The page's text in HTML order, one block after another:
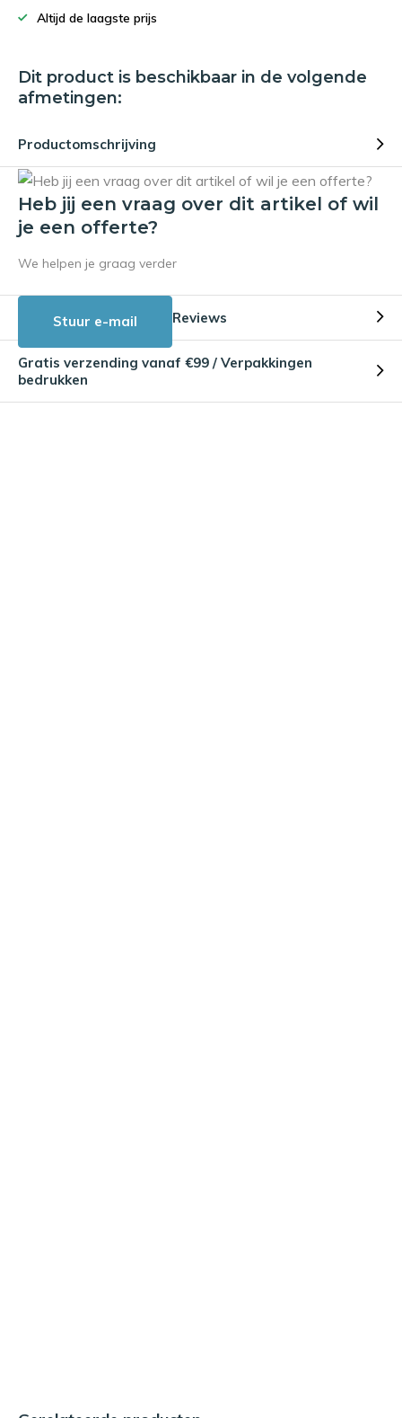
Altijd de laagste prijs
Dit product is beschikbaar in de volgende
afmetingen:
Productomschrijving
Heb jij een vraag over dit artikel of wil
je een offerte?
We helpen je graag verder
Stuur e-mail Reviews
Gratis verzending vanaf €99 / Verpakkingen
bedrukken